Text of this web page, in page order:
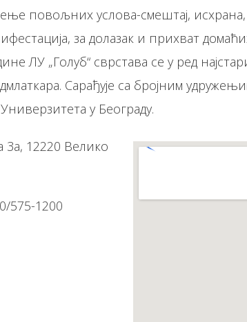
повољних услова-смештај,
за долазак и прихват
ЛУ „Голуб“ сврстава се у ред
Сарађује са бројним
у Београду.
12220 Велико
575-1200